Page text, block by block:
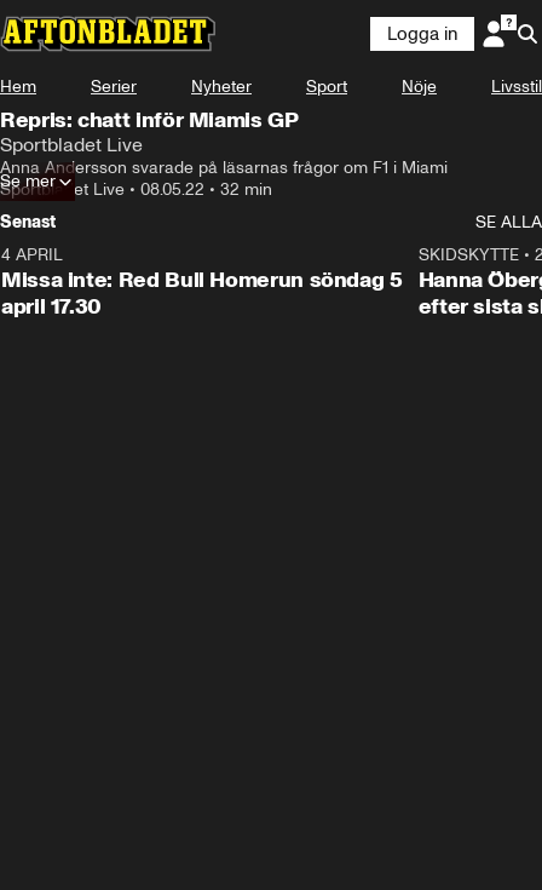
Logga in
Hem Serier Nyheter Sport Nöje Livsstil
Repris: chatt inför Miamis GP
Sportbladet Live
Anna Andersson svarade på läsarnas frågor om F1 i Miami
Sportbladet Live • 08.05.22 • 32 min
Se mer
Senast
SE ALLA
4 APRIL
Missa inte: Red Bull Homerun söndag 5
april 17.30
SKIDSKYTTE•
Hanna
efter sista